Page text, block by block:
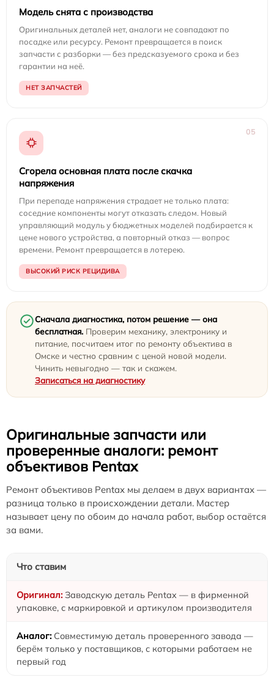
Модель снята с производства
Оригинальных деталей нет, аналоги не совпадают по
посадке или ресурсу. Ремонт превращается в поиск
запчасти с разборки — без предсказуемого срока и без
гарантии на неё.
НЕТ ЗАПЧАСТЕЙ
05
Сгорела основная плата после скачка
напряжения
При перепаде напряжения страдает не только плата:
соседние компоненты могут отказать следом. Новый
управляющий модуль у бюджетных моделей подбирается к
цене нового устройства, а повторный отказ — вопрос
времени. Ремонт превращается в лотерею.
ВЫСОКИЙ РИСК РЕЦИДИВА
Сначала диагностика, потом решение — она
бесплатная. Проверим механику, электронику и
питание, посчитаем итог по ремонту объектива в
Омске и честно сравним с ценой новой модели.
Чинить невыгодно — так и скажем.
Записаться на диагностику
Оригинальные запчасти или
проверенные аналоги: ремонт
объективов Pentax
Ремонт объективов Pentax мы делаем в двух вариантах —
разница только в происхождении детали. Мастер
называет цену по обоим до начала работ, выбор остаётся
за вами.
Что ставим
Заводскую деталь Pentax — в фирменной
упаковке, с маркировкой и артикулом производителя
Совместимую деталь проверенного завода —
берём только у поставщиков, с которыми работаем не
первый год